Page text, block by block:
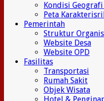
Kondisi
Peta
Pemerintah
Struktur
Website Desa
Website OPD
Fasilitas
Transportasi
Rumah Sakit
Objek Wisata